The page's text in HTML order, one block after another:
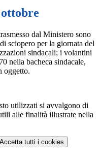
dal Ministero sono
sciopero per la giornata del
sindacali; i volantini
nella bacheca sindacale,
oggetto.
utilizzati si avvalgono di
alle finalità illustrate nella
Accetta tutti i cookies